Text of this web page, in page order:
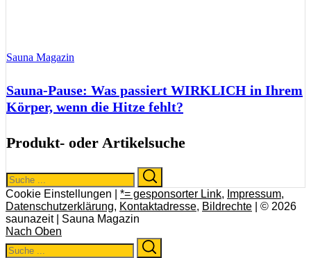
Sauna Magazin
Sauna-Pause: Was passiert WIRKLICH in Ihrem
Körper, wenn die Hitze fehlt?
Produkt- oder Artikelsuche
Search
for:
Cookie Einstellungen | *= gesponsorter Link, Impressum,
Datenschutzerklärung, Kontaktadresse, Bildrechte | © 2026
saunazeit | Sauna Magazin
Nach Oben
Search
for: